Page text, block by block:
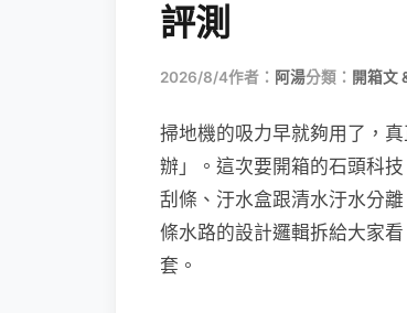
評測
2026/8/4作者： 阿湯分類： 開箱文
掃地機的吸力早就夠用了，
辦」。這次要開箱的石頭科
刮條、汙水盒跟清水汙水分
條水路的設計邏輯拆給大家
套。